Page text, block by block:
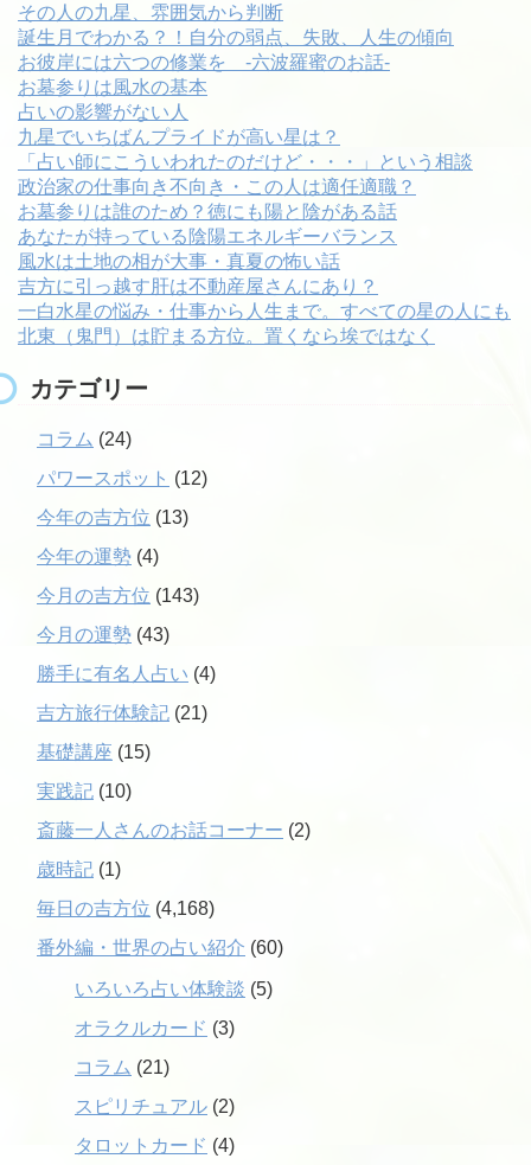
その人の九星、雰囲気から判断
誕生月でわかる？！自分の弱点、失敗、人生の傾向
お彼岸には六つの修業を -六波羅蜜のお話-
お墓参りは風水の基本
占いの影響がない人
九星でいちばんプライドが高い星は？
「占い師にこういわれたのだけど・・・」という相談
政治家の仕事向き不向き・この人は適任適職？
お墓参りは誰のため？徳にも陽と陰がある話
あなたが持っている陰陽エネルギーバランス
風水は土地の相が大事・真夏の怖い話
吉方に引っ越す肝は不動産屋さんにあり？
一白水星の悩み・仕事から人生まで。すべての星の人にも
北東（鬼門）は貯まる方位。置くなら埃ではなく
カテゴリー
コラム (24)
パワースポット (12)
今年の吉方位 (13)
今年の運勢 (4)
今月の吉方位 (143)
今月の運勢 (43)
勝手に有名人占い (4)
吉方旅行体験記 (21)
基礎講座 (15)
実践記 (10)
斎藤一人さんのお話コーナー (2)
歳時記 (1)
毎日の吉方位 (4,168)
番外編・世界の占い紹介 (60)
いろいろ占い体験談 (5)
オラクルカード (3)
コラム (21)
スピリチュアル (2)
タロットカード (4)